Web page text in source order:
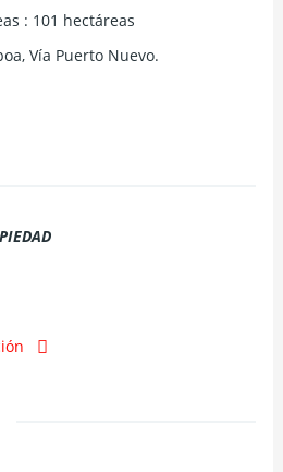
: 101 hectáreas
Vía Puerto Nuevo.
180 toneladas al año. (15
variedad CNN51, edad 6 años.